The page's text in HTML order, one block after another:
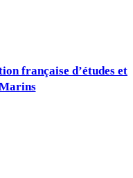
française d’études et